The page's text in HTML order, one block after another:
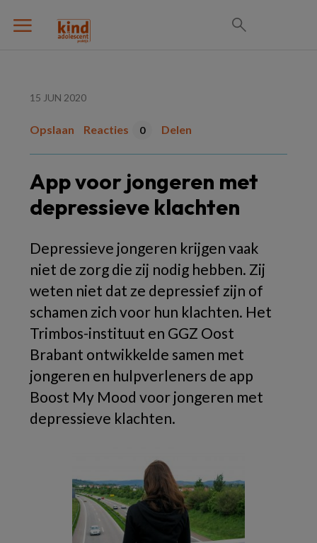
15 JUN 2020
Opslaan Reacties 0 Delen
App voor jongeren met
depressieve klachten
Depressieve jongeren krijgen vaak
niet de zorg die zij nodig hebben. Zij
weten niet dat ze depressief zijn of
schamen zich voor hun klachten. Het
Trimbos-instituut en GGZ Oost
Brabant ontwikkelde samen met
jongeren en hulpverleners de app
Boost My Mood voor jongeren met
depressieve klachten.